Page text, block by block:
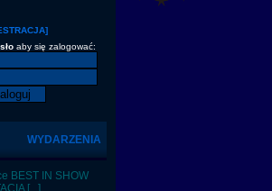
aby się zalogować:
WYDARZENIA
BEST IN SHOW
[...]